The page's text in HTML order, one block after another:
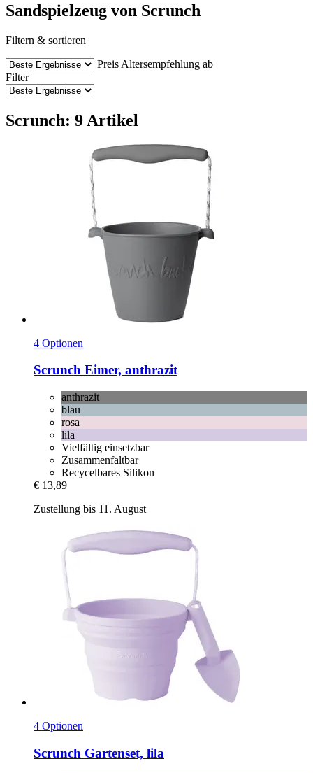
Sandspielzeug von Scrunch
Filtern & sortieren
Preis Altersempfehlung ab
Filter
Scrunch: 9 Artikel
4 Optionen
Scrunch Eimer, anthrazit
anthrazit
blau
rosa
lila
Vielfältig einsetzbar
Zusammenfaltbar
Recycelbares Silikon
€ 13,89
Zustellung bis 11. August
4 Optionen
Scrunch Gartenset, lila